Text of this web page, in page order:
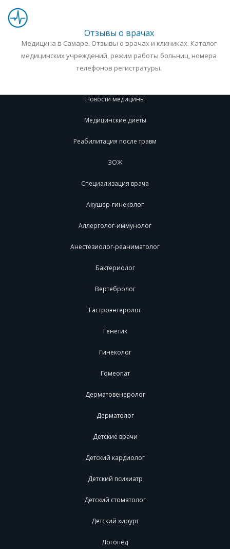
Отзывы о врачах
Медицина в Самаре. Отзывы о врачах и клиниках. Каталог
медицинских учреждений, режим работы больниц, номера
телефонов регистратуры.
Новости медицины
Медицинские диеты
Реабилитация после травм
ЗОЖ
Специализация врача
Акушер-гинеколог
Аллерголог-иммунолог
Анестезиолог-реаниматолог
Бактериолог
Вертебролог
Гастроэнтеролог
Генетик
Гинеколог
Гомеопат
Дерматовенеролог
Дерматолог
Детские врачи
Детский кардиолог
Детский психиатр
Детский стоматолог
Детский хирург
Логопед